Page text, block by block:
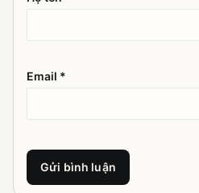
Email *
Gửi bình luận